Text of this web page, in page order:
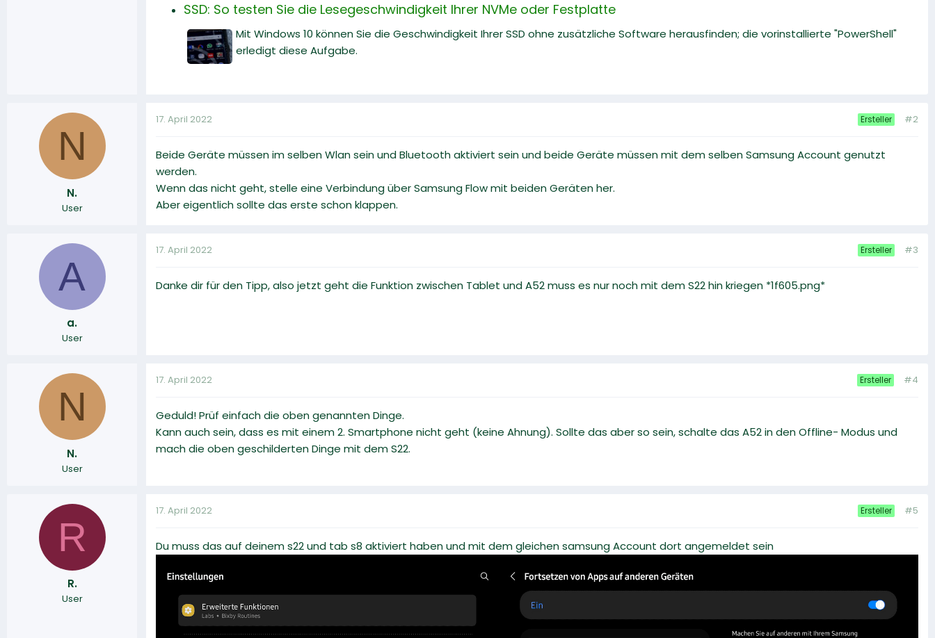
SSD: So testen Sie die Lesegeschwindigkeit Ihrer NVMe oder Festplatte
Mit Windows 10 können Sie die Geschwindigkeit Ihrer SSD ohne zusätzliche Software herausfinden; die vorinstallierte "PowerShell"
erledigt diese Aufgabe.
N
N.
User
17. April 2022 Ersteller #2
Beide Geräte müssen im selben Wlan sein und Bluetooth aktiviert sein und beide Geräte müssen mit dem selben Samsung Account genutzt
werden.
Wenn das nicht geht, stelle eine Verbindung über Samsung Flow mit beiden Geräten her.
Aber eigentlich sollte das erste schon klappen.
A
a.
User
17. April 2022 Ersteller #3
Danke dir für den Tipp, also jetzt geht die Funktion zwischen Tablet und A52 muss es nur noch mit dem S22 hin kriegen *1f605.png*
N
N.
User
17. April 2022 Ersteller #4
Geduld! Prüf einfach die oben genannten Dinge.
Kann auch sein, dass es mit einem 2. Smartphone nicht geht (keine Ahnung). Sollte das aber so sein, schalte das A52 in den Offline- Modus und
mach die oben geschilderten Dinge mit dem S22.
R
R.
User
17. April 2022 Ersteller #5
Du muss das auf deinem s22 und tab s8 aktiviert haben und mit dem gleichen samsung Account dort angemeldet sein